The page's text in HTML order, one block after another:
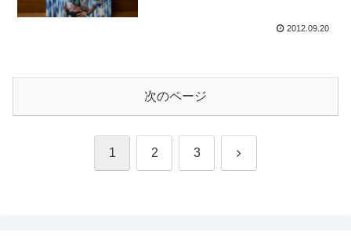
2012.09.20
次のページ
1 2 3 次